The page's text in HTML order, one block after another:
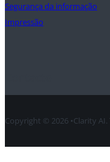
Segurança da informação
Impressão
Copyright © 2026 •Clarity